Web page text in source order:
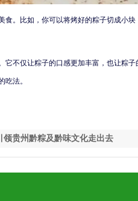
。比如，你可以将烤好的粽子切成小
不仅让粽子的口感更加丰富，也让粽
法。
贵州黔粽及黔味文化走出去